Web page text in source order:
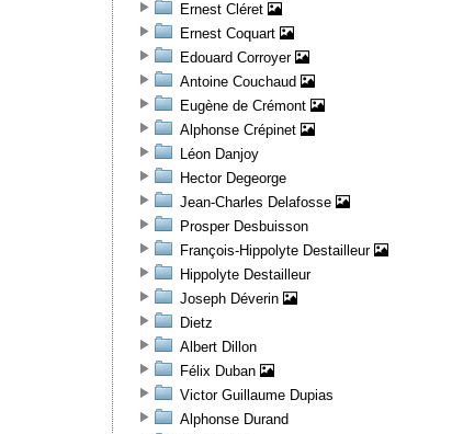
Ernest Cléret
Ernest Coquart
Edouard Corroyer
Antoine Couchaud
Eugène de Crémont
Alphonse Crépinet
Léon Danjoy
Hector Degeorge
Jean-Charles Delafosse
Prosper Desbuisson
François-Hippolyte Destailleur
Hippolyte Destailleur
Joseph Déverin
Dietz
Albert Dillon
Félix Duban
Victor Guillaume Dupias
Alphonse Durand